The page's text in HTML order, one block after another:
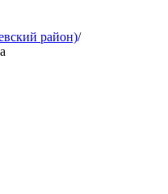
район)/